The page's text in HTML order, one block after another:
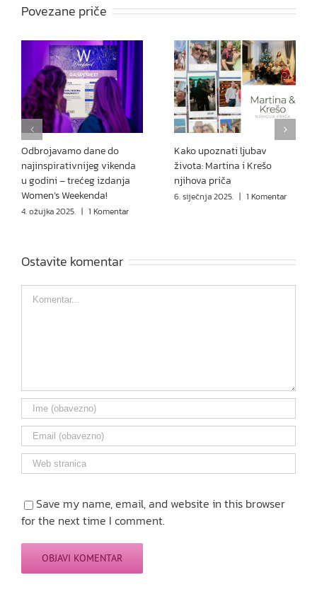
Povezane priče
Odbrojavamo dane do
najinspirativnijeg vikenda
u godini – trećeg izdanja
Women’s Weekenda!
4. ožujka 2025. | 1 Komentar
Kako upoznati ljubav
života: Martina i Krešo
njihova priča
6. siječnja 2025. | 1 Komentar
Ostavite komentar
Comment
Save my name, email, and website in this browser
for the next time I comment.